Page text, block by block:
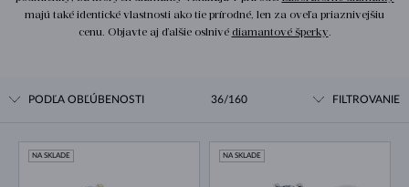
majú také identické vlastnosti ako tie prírodné, len za oveľa priaznivejšiu
cenu. Objavte aj ďalšie oslnivé diamantové šperky.
PODĽA OBĽÚBENOSTI 36/160 FILTROVANIE
NA SKLADE NA SKLADE